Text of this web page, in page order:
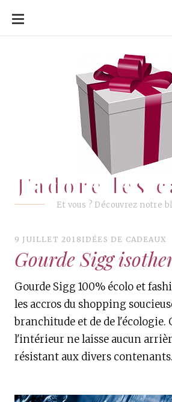
ALLER
CONTENU
J'adore les
Et vous ? Découvrez notre
J'adore les
9 JUILLET 2018 IDÉES DE CADEAUX
Gourde Sigg
Gourde Sigg 100% écolo et
les accros du shopping
branchitude et de de l'écologie.
l'intérieur ne laisse aucun
résistant aux divers contenants.